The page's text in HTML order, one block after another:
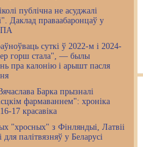
публічна не асуджалі
Даклад праваабаронцаў у
суткі ў 2022-м і 2024-
горш стала", — былы
пра калонію і арышт пасля
Барка прызналі
фармаваннем": хроніка
17 красавіка
"хросных" з Фінляндыі, Латвіі
для палітвязняў у Беларусі